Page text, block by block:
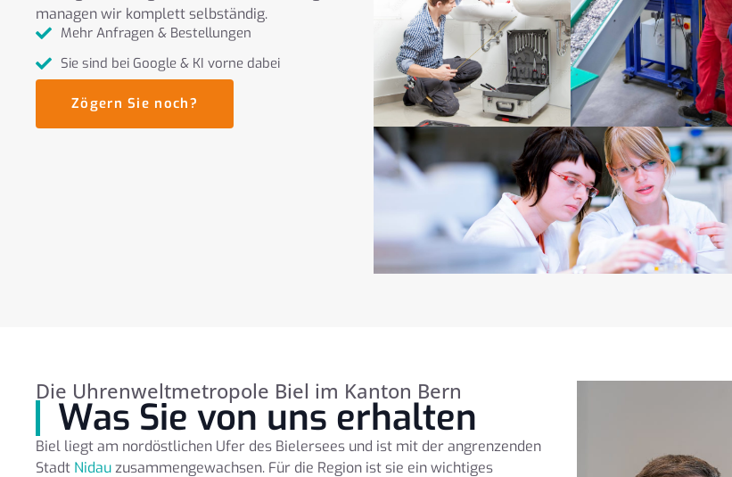
managen wir komplett selbständig.
Mehr Anfragen & Bestellungen
Sie sind bei Google & KI vorne dabei
Zögern Sie noch?
Die Uhrenweltmetropole Biel im Kanton Bern
Was Sie von uns erhalten
Biel liegt am nordöstlichen Ufer des Bielersees und ist mit der angrenzenden
Stadt Nidauzusammengewachsen. Für die Region ist sie ein wichtiges